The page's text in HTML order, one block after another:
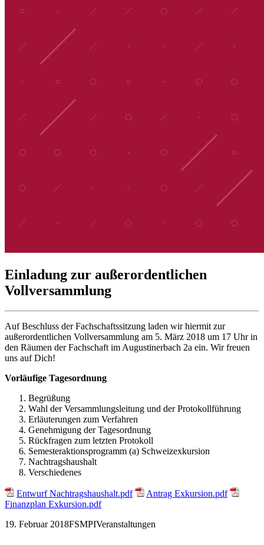
Einladung zur außerordentlichen
Vollversammlung
Auf Beschluss der Fachschaftssitzung laden wir hiermit zur
außerordentlichen Vollversammlung am 5. März 2018 um 17 Uhr in
den Räumen der Fachschaft im Augustinerbach 2a ein. Wir freuen
uns auf Dich!
Vorläufige Tagesordnung
Begrüßung
Wahl der Versammlungsleitung und der Protokollführung
Erläuterungen zum Verfahren
Genehmigung der Tagesordnung
Rückfragen zum letzten Protokoll
Semesteraktionsprogramm (a) Schweizexkursion
Nachtragshaushalt
Verschiedenes
Entwurf Nachtragshaushalt.pdf
Antrag Exkursion.pdf
Finanzplan Exkursion.pdf
19. Februar 2018FSMPIVeranstaltungen